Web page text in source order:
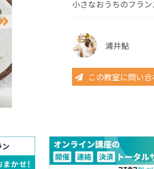
小さなおうちのフラ
浦井鮎
この教室に問い